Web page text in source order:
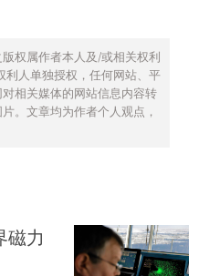
权属作者本人及/或相关权利
利人单独授权，任何网站、平
相关媒体的网站信息内容转
。文章均为作者个人观点，
磁力